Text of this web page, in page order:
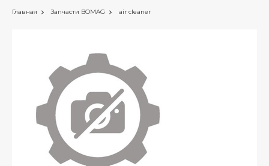
Главная Запчасти BOMAG air cleaner